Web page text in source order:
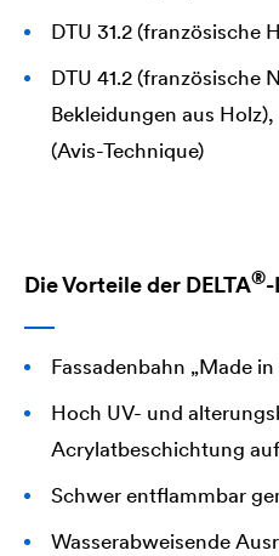
DTU 31.2 (französische
DTU 41.2 (französische
Bekleidungen aus
(Avis-Technique)
Die Vorteile der DELTA®
Fassadenbahn „Made
Hoch UV- und
Acrylatbeschichtung auf
Schwer entflammbar
Wasserabweisende